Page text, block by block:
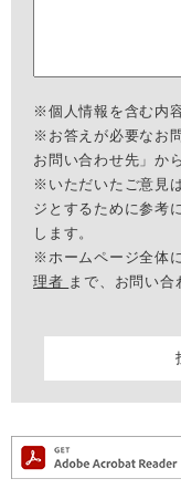
※個人情報を含む内
※お答えが必要なお
お問い合わせ先」か
※いただいたご意見
ジとするために参考
します。
※ホームページ全体
理者 まで、お問い合